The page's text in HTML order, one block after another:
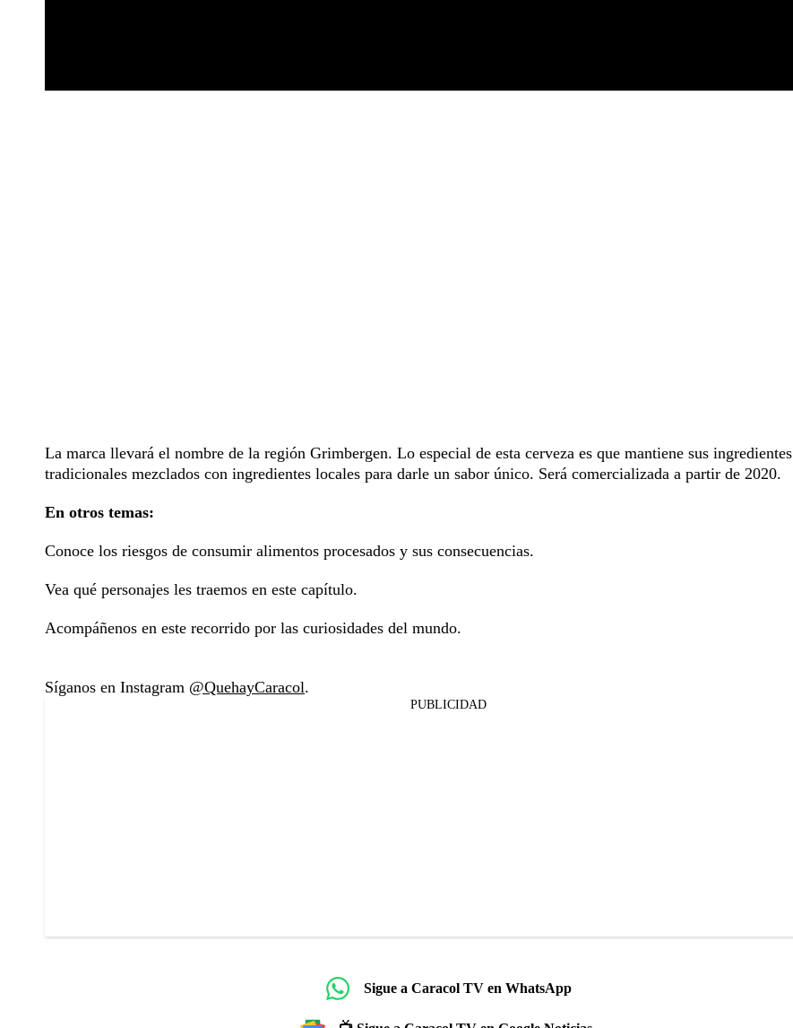
La marca llevará el nombre de la región Grimbergen. Lo especial de esta cerveza es que mantiene sus ingredientes
tradicionales mezclados con ingredientes locales para darle un sabor único. Será comercializada a partir de 2020.
En otros temas:
Conoce los riesgos de consumir alimentos procesados y sus consecuencias.
Vea qué personajes les traemos en este capítulo.
Acompáñenos en este recorrido por las curiosidades del mundo.
Síganos en Instagram @QuehayCaracol.
PUBLICIDAD
Sigue a Caracol TV en WhatsApp